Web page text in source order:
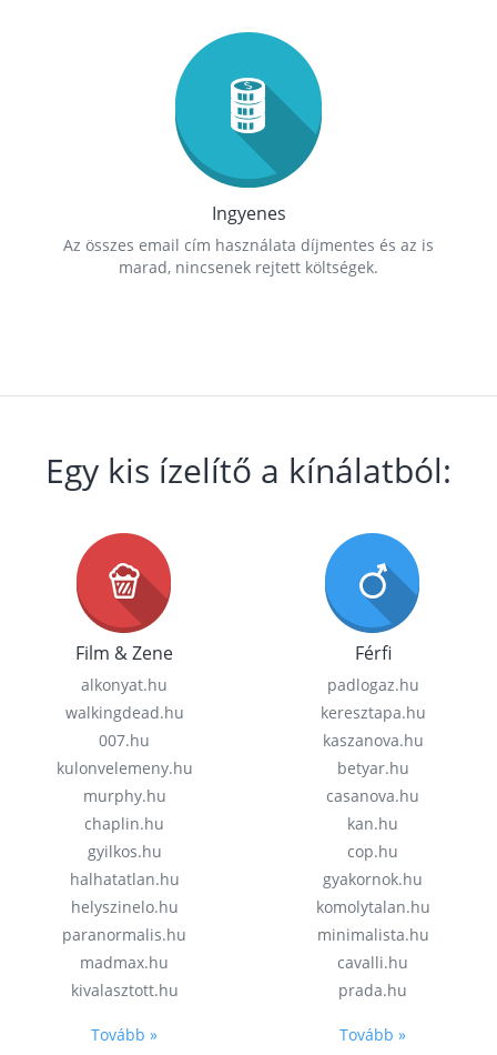
Ingyenes
Az összes email cím használata díjmentes és az is
marad, nincsenek rejtett költségek.
Egy kis ízelítő a kínálatból:
Film & Zene
alkonyat.hu
walkingdead.hu
007.hu
kulonvelemeny.hu
murphy.hu
chaplin.hu
gyilkos.hu
halhatatlan.hu
helyszinelo.hu
paranormalis.hu
madmax.hu
kivalasztott.hu
Tovább »
Férfi
padlogaz.hu
keresztapa.hu
kaszanova.hu
betyar.hu
casanova.hu
kan.hu
cop.hu
gyakornok.hu
komolytalan.hu
minimalista.hu
cavalli.hu
prada.hu
Tovább »